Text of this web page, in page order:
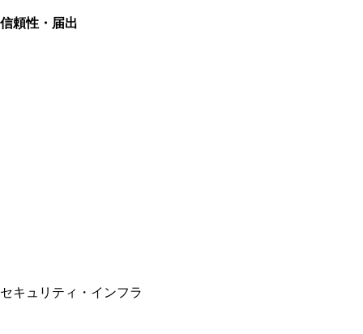
信頼性・届出
セキュリティ・インフラ